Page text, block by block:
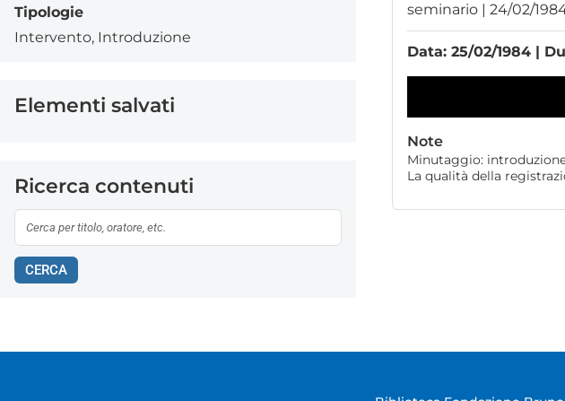
Tipologie
Intervento, Introduzione
Elementi salvati
Ricerca contenuti
CERCA
seminario | 24/02/
Data: 25/02/1984 |
Note
Minutaggio: introduzione
La qualità della